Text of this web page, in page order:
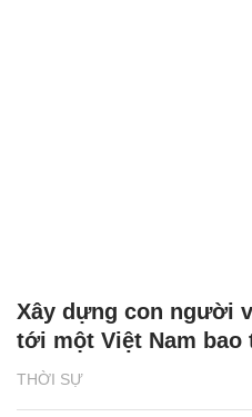
THỜI SỰ
Xây dựng con người
tới một Việt Nam bao